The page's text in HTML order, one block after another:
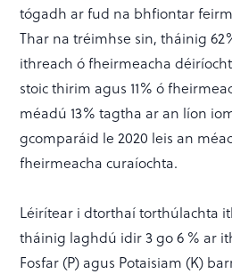
tógadh ar fud na bhfiontar
Thar na tréimhse sin, tháinig
ithreach ó fheirmeacha
stoic thirim agus 11% ó
méadú 13% tagtha ar an líon
gcomparáid le 2020 leis an
fheirmeacha curaíochta.
Léirítear i dtorthaí torthúlachta
tháinig laghdú idir 3 go 6 % ar
Fosfar (P) agus Potaisiam (K)